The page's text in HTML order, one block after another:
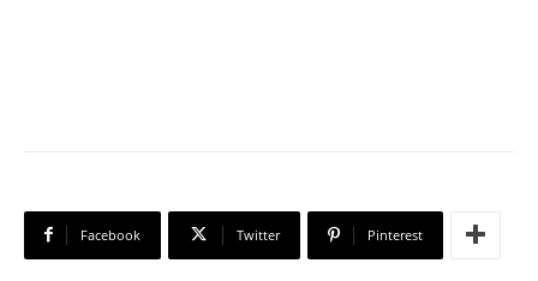
Facebook Twitter Pinterest